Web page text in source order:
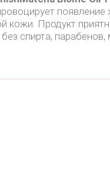
Продукт
спирта,